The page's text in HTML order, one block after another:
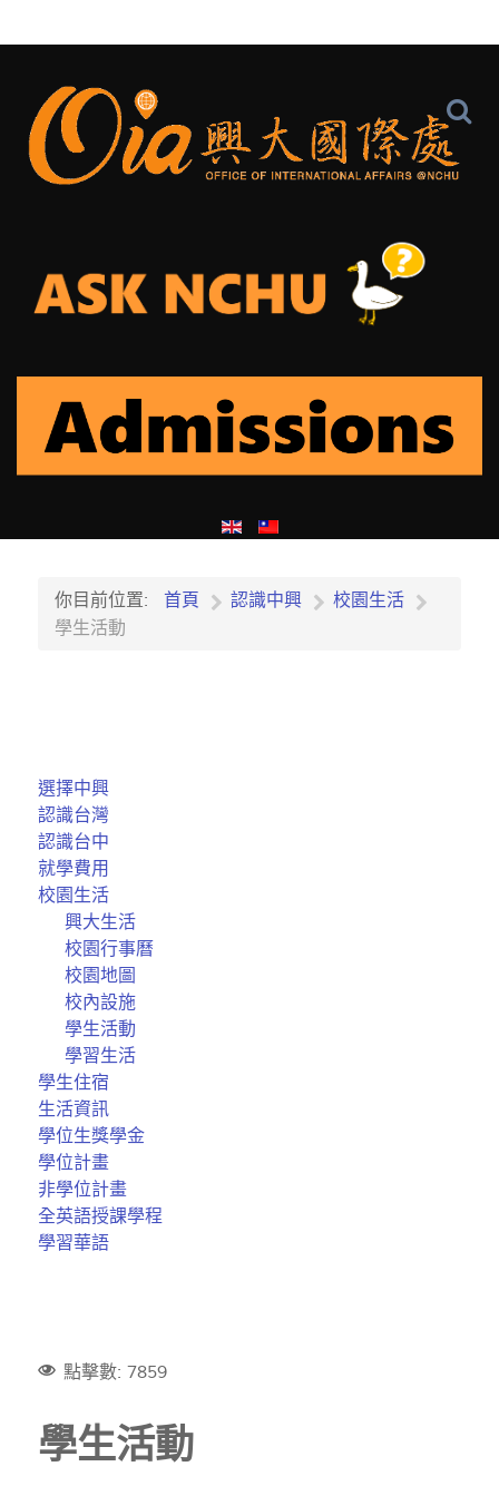
你目前位置: 首頁 認識中興
校園生活
學生活動
選擇中興
認識台灣
認識台中
就學費用
校園生活
興大生活
校園行事曆
校園地圖
校內設施
學生活動
學習生活
學生住宿
生活資訊
學位生獎學金
學位計畫
非學位計畫
全英語授課學程
學習華語
點擊數: 7859
學生活動